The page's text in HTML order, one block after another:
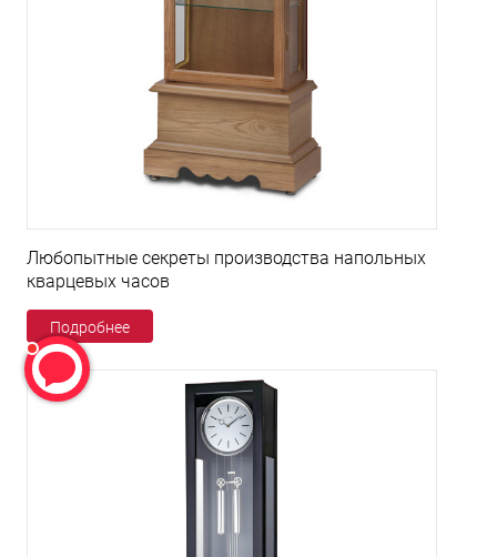
Любопытные секреты производства напольных
кварцевых часов
Подробнее